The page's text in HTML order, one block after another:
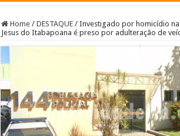
Home / DESTAQUE / Investigado por homicídio
Jesus do Itabapoana é preso por adulteração de